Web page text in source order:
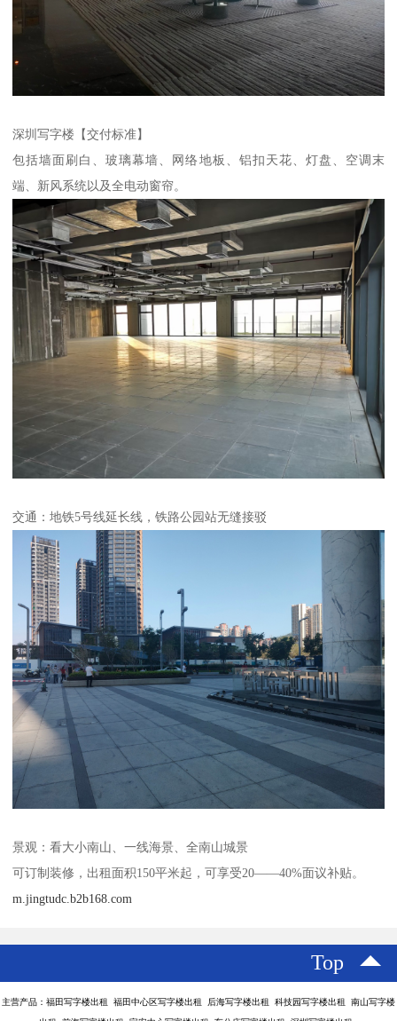
深圳写字楼【交付标准】
包括墙面刷白、玻璃幕墙、网络地板、铝扣天花、灯盘、空调末
端、新风系统以及全电动窗帘。
交通：地铁5号线延长线，铁路公园站无缝接驳
景观：看大小南山、一线海景、全南山城景
可订制装修，出租面积150平米起，可享受20——40%面议补贴。
m.jingtudc.b2b168.com
Top
主营产品：福田写字楼出租 福田中心区写字楼出租 后海写字楼出租 科技园写字楼出租 南山写字楼